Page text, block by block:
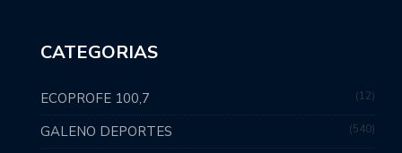
CATEGORIAS
ECOPROFE 100,7 12
GALENO DEPORTES 540